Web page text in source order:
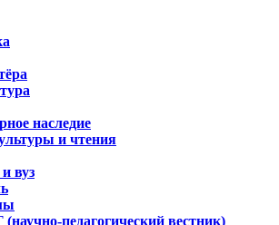
наследие
и чтения
вуз
педагогический вестник)